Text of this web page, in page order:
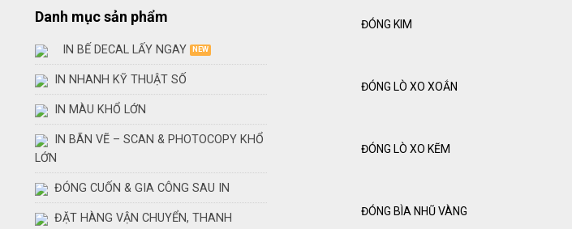
Danh mục sản phẩm
IN BẾ DECAL LẤY NGAY
IN NHANH KỸ THUẬT SỐ
IN MÀU KHỔ LỚN
IN BÃN VẼ – SCAN & PHOTOCOPY KHỔ
LỚN
ĐÓNG CUỐN & GIA CÔNG SAU IN
ĐẶT HÀNG VẬN CHUYỂN, THANH
ĐÓNG KIM
ĐÓNG LÒ XO XOẮN
ĐÓNG LÒ XO KẼM
ĐÓNG BÌA NHŨ VÀNG